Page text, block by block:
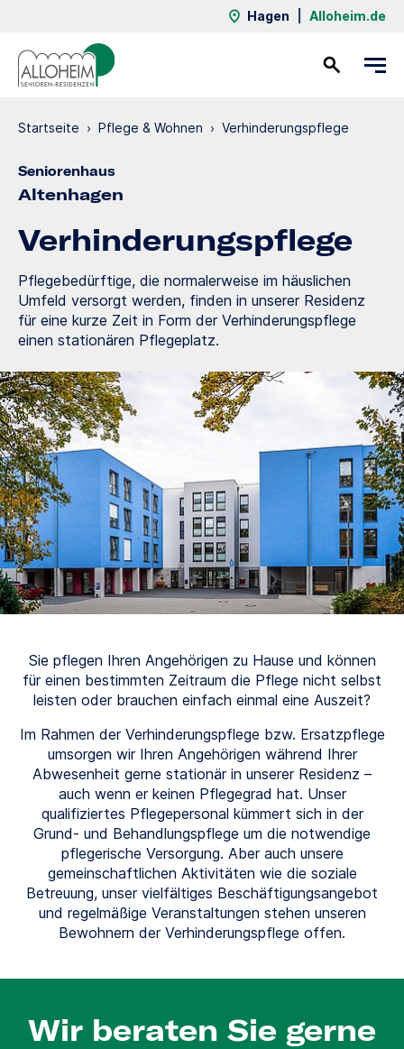
Hagen Alloheim.de
Startseite › Pflege & Wohnen › Verhinde­rungs­pflege
Seniorenhaus
Altenhagen
Verhinde­rungs­pflege
Pflegebedürftige, die normalerweise im häuslichen
Umfeld versorgt werden, finden in unserer Residenz
für eine kurze Zeit in Form der Verhinderungspflege
einen stationären Pflegeplatz.
Sie pflegen Ihren Angehörigen zu Hause und können
für einen bestimmten Zeitraum die Pflege nicht selbst
leisten oder brauchen einfach einmal eine Auszeit?
Im Rahmen der Verhinderungspflege bzw. Ersatzpflege
umsorgen wir Ihren Angehörigen während Ihrer
Abwesenheit gerne stationär in unserer Residenz –
auch wenn er keinen Pflegegrad hat. Unser
qualifiziertes Pflegepersonal kümmert sich in der
Grund- und Behandlungspflege um die notwendige
pflegerische Versorgung. Aber auch unsere
gemeinschaftlichen Aktivitäten wie die soziale
Betreuung, unser vielfältiges Beschäftigungsangebot
und regelmäßige Veranstaltungen stehen unseren
Bewohnern der Verhinderungspflege offen.
Wir beraten Sie gerne